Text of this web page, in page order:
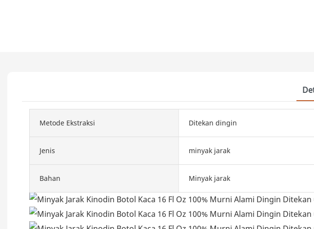
Metode Ekstraksi Ditekan dingin
Jenis minyak jarak
Bahan Minyak jarak